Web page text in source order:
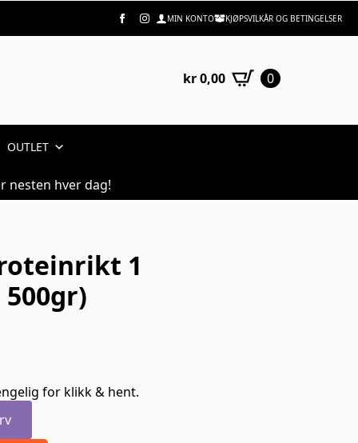
MIN KONTO KJØPSVILKÅR OG BETINGELSER
kr0,00 0
OUTLET
nesten hver dag!
1
for klikk & hent.